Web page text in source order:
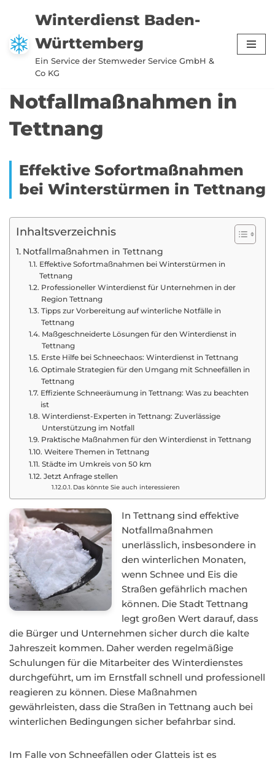
Zum
Inhalt
springen
Winterdienst Baden-
Württemberg
Ein Service der Stemweder Service GmbH &
Co KG
Notfallmaßnahmen in
Tettnang
Effektive Sofortmaßnahmen
bei Winterstürmen in Tettnang
Inhaltsverzeichnis
Notfallmaßnahmen in Tettnang
Effektive Sofortmaßnahmen bei Winterstürmen in
Tettnang
Professioneller Winterdienst für Unternehmen in der
Region Tettnang
Tipps zur Vorbereitung auf winterliche Notfälle in
Tettnang
Maßgeschneiderte Lösungen für den Winterdienst in
Tettnang
Erste Hilfe bei Schneechaos: Winterdienst in Tettnang
Optimale Strategien für den Umgang mit Schneefällen in
Tettnang
Effiziente Schneeräumung in Tettnang: Was zu beachten
ist
Winterdienst-Experten in Tettnang: Zuverlässige
Unterstützung im Notfall
Praktische Maßnahmen für den Winterdienst in Tettnang
Weitere Themen in Tettnang
Städte im Umkreis von 50 km
Jetzt Anfrage stellen
Das könnte Sie auch interessieren
In Tettnang sind effektive
Notfallmaßnahmen
unerlässlich, insbesondere in
den winterlichen Monaten,
wenn Schnee und Eis die
Straßen gefährlich machen
können. Die Stadt Tettnang
legt großen Wert darauf, dass
die Bürger und Unternehmen sicher durch die kalte
Jahreszeit kommen. Daher werden regelmäßige
Schulungen für die Mitarbeiter des Winterdienstes
durchgeführt, um im Ernstfall schnell und professionell
reagieren zu können. Diese Maßnahmen
gewährleisten, dass die Straßen in Tettnang auch bei
winterlichen Bedingungen sicher befahrbar sind.
Im Falle von Schneefällen oder Glatteis ist es